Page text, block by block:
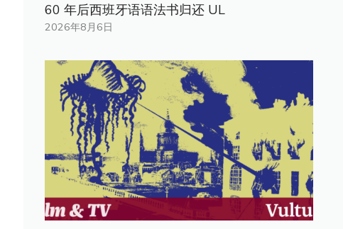
60 年后西班牙语语法书归还 UL
2026年8月6日